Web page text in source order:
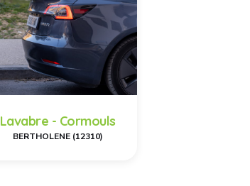
Lavabre - Cormouls
BERTHOLENE (12310)